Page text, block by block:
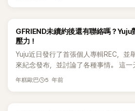
前就有網友在論壇貼出她出道初期與近
「Wendy 真的整形太多了」，該文曝光後
萬次觀看。然而輿論走向卻完全失控，
批粉絲與路人湧入留言區反擊護航。 不
真的有做，也是在原本就很漂亮的基礎
「Yuju在接受流感治療後，恢復期間感
斷為聲帶發炎。醫療團隊建議她暫時避
唱。」因此，官方曾公告Yuju將在本次
量減少歌唱與語音的使用。 即便如此
力完成她的演唱部分，讓現場粉絲為之
主持人Jessi談到了Yuju的經歷，回應說
須一個人等待。」 後來Yuju向她的
表達了她對他們的愛。 她說：「你們對
們彼此非常了解，我們不需要長篇大論
作）中互相鼓勵。所以，我會努力不讓
GFRIEND未續約後還有聯絡嗎？
壓力！
Yuju近日發行了首張個人專輯REC，並
來紀念發布，並討論了各種事情。 這一
張個人迷你專輯的過程中，我經歷了很
年糕歐巴 5 年前